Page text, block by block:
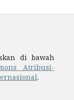
di bawah
Atribusi-
.